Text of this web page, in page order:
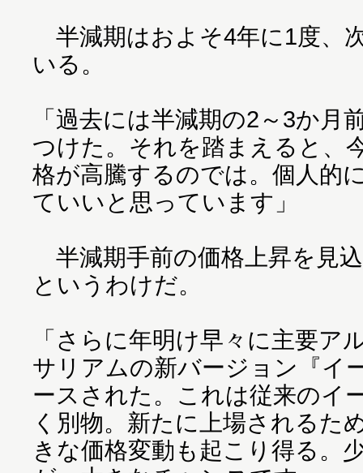
半減期はおよそ4年に1度、
いる。
「過去には半減期の2～3か月
つけた。それを踏まえると、
格が高騰するのでは。個人的
ていいと思っています」
半減期手前の価格上昇を見
というわけだ。
「さらに年明け早々に主要ア
サリアムの新バージョン『イ
ースされた。これは従来のイ
く別物。新たに上場されるた
きな価格変動も起こり得る。